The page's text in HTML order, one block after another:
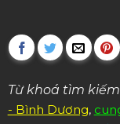
Từ khoá tìm
- Bình Dương,